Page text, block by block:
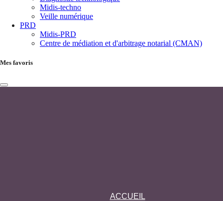
Midis-techno
Veille numérique
PRD
Midis-PRD
Centre de médiation et d'arbitrage notarial (CMAN)
Mes favoris
ACCUEIL